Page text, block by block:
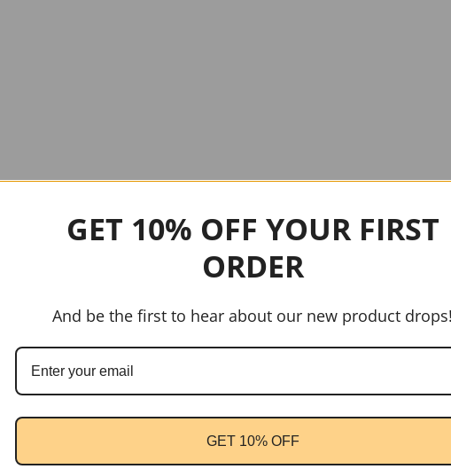
GET 10% OFF YOUR FIRST
ORDER
And be the first to hear about our new product
GET 10% OFF